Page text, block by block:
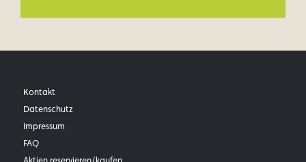
Kontakt
Datenschutz
Impressum
FAQ